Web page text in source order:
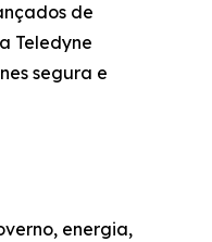
de
Teledyne
segura e
energia,